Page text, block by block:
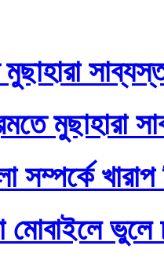
মুছাহারা
মোবাইলে ভুলে